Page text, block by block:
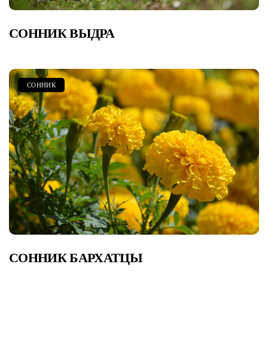
СОННИК ВЫДРА
СОННИК
СОННИК БАРХАТЦЫ